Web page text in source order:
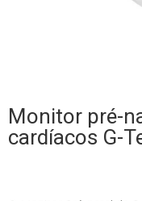
Monitor pré-
cardíacos G-